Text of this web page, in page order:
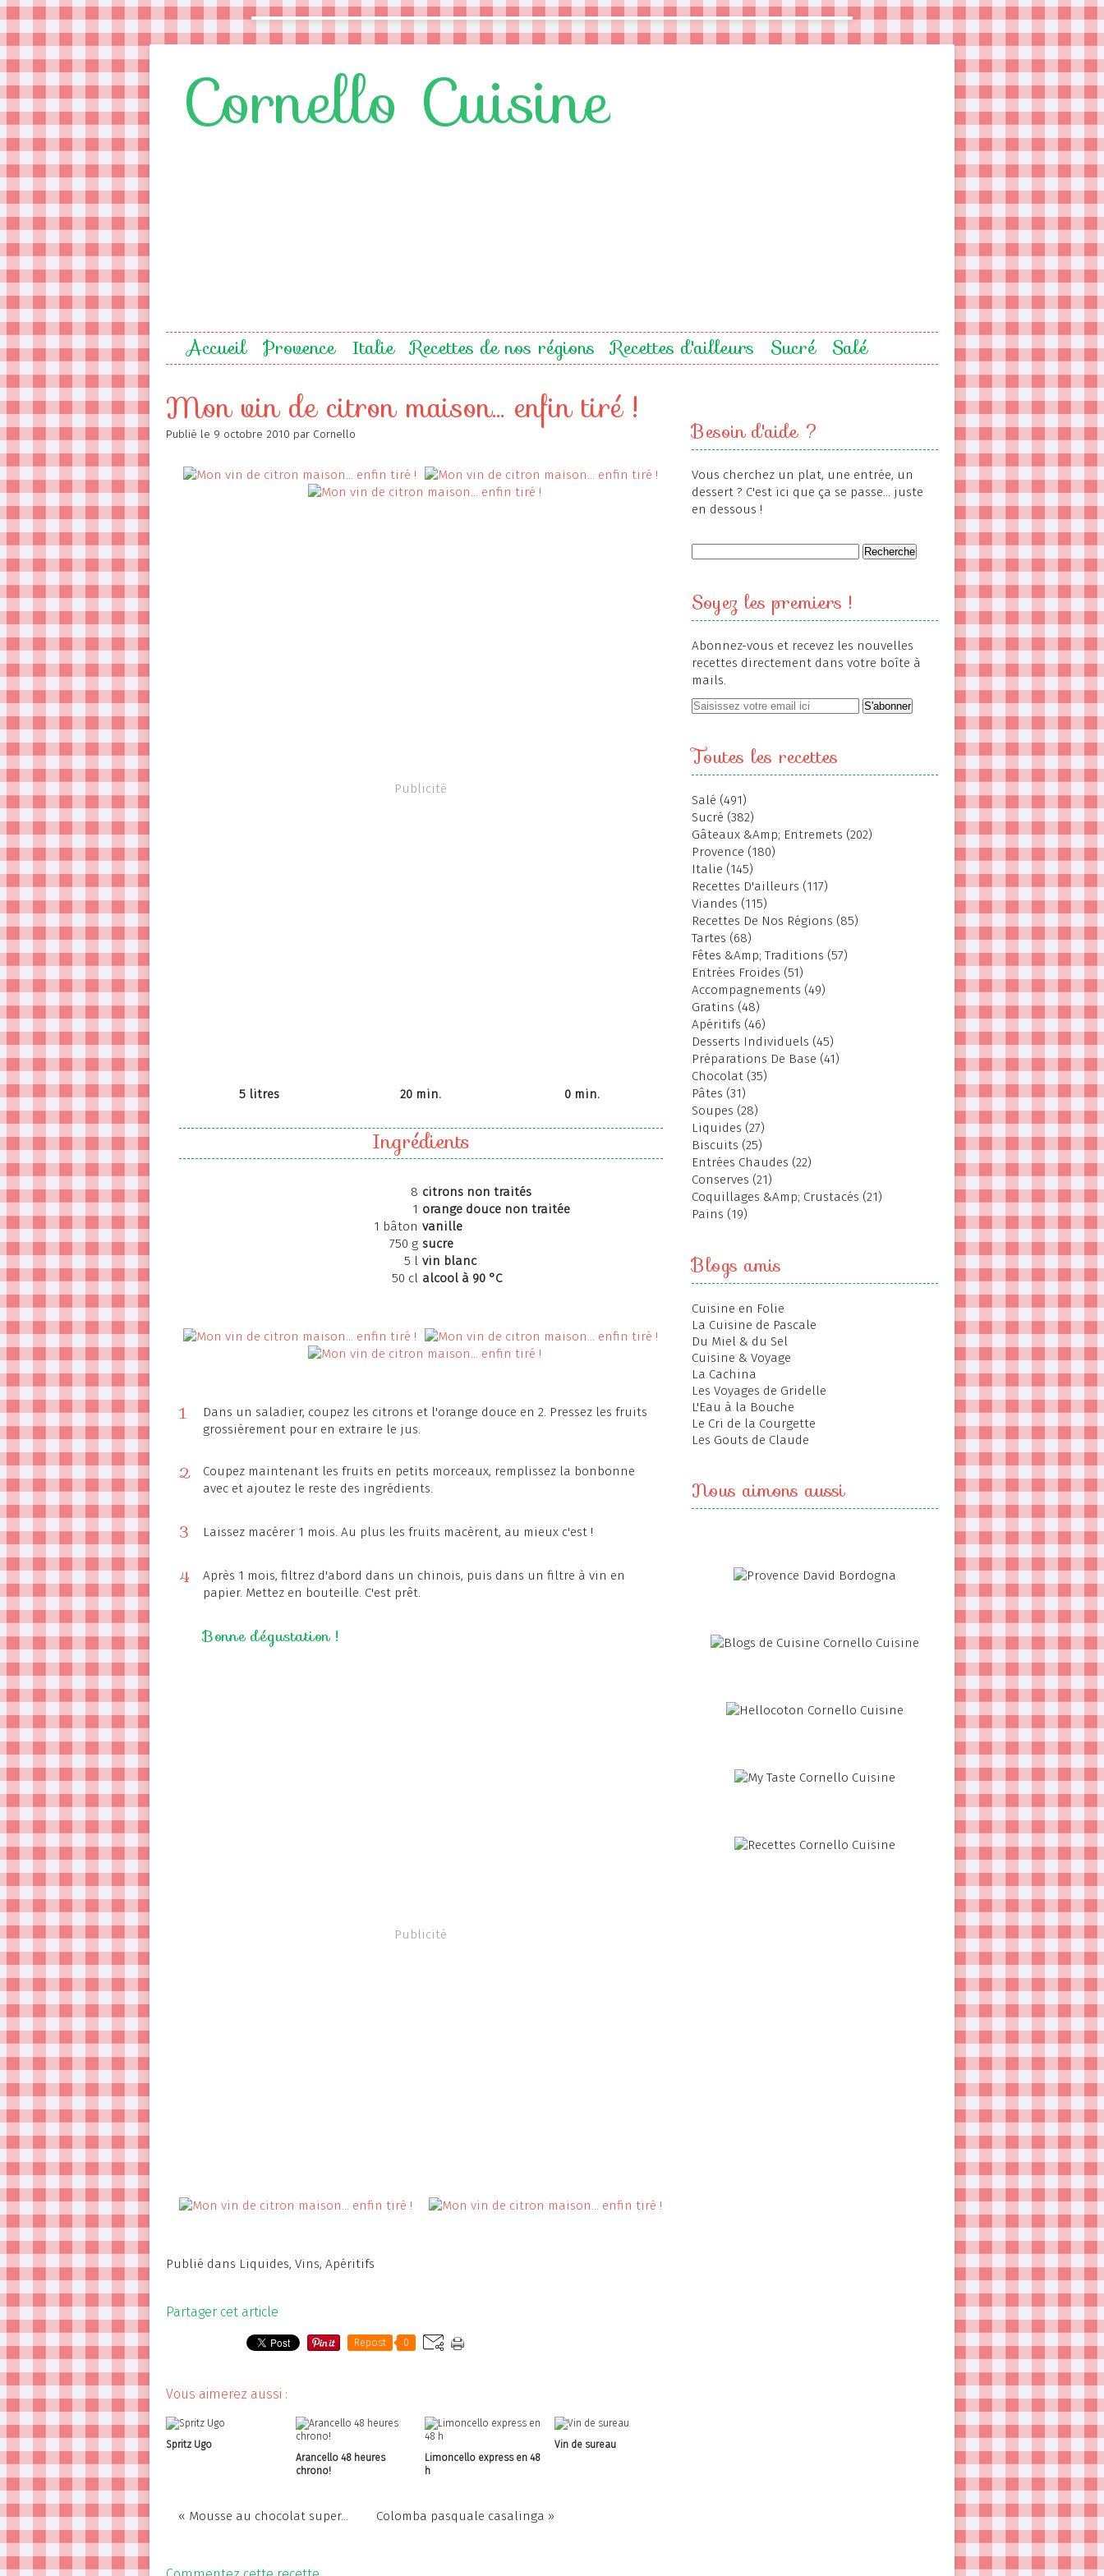
Cornello Cuisine
Accueil Provence Italie Recettes de nos régions Recettes d'ailleurs Sucré Salé
Mon vin de citron maison... enfin tiré !
Publié le 9 octobre 2010 par Cornello
Publicité
5 litres 20 min. 0 min.
Ingrédients
8
1
1 bâton
750 g
5 l
50 cl
citrons non traités
orange douce non traitée
vanille
sucre
vin blanc
alcool à 90 °C
1
Dans un saladier, coupez les citrons et l'orange douce en 2. Pressez les fruits
grossièrement pour en extraire le jus.
2
Coupez maintenant les fruits en petits morceaux, remplissez la bonbonne
avec et ajoutez le reste des ingrédients.
3 Laissez macérer 1 mois. Au plus les fruits macèrent, au mieux c'est !
4
Après 1 mois, filtrez d'abord dans un chinois, puis dans un filtre à vin en
papier. Mettez en bouteille. C'est prêt.
Bonne dégustation !
Publicité
Publié dans Liquides, Vins, Apéritifs
Partager cet article
Repost 0
Vous aimerez aussi :
Spritz Ugo
Arancello 48 heures
chrono!
Limoncello express en 48
h
Vin de sureau
« Mousse au chocolat super... Colomba pasquale casalinga »
Besoin d'aide ?
Vous cherchez un plat, une entrée, un
dessert ? C'est ici que ça se passe... juste
en dessous !
Soyez les premiers !
Abonnez-vous et recevez les nouvelles
recettes directement dans votre boîte à
mails.
Toutes les recettes
Salé (491)
Sucré (382)
Gâteaux &Amp; Entremets (202)
Provence (180)
Italie (145)
Recettes D'ailleurs (117)
Viandes (115)
Recettes De Nos Régions (85)
Tartes (68)
Fêtes &Amp; Traditions (57)
Entrées Froides (51)
Accompagnements (49)
Gratins (48)
Apéritifs (46)
Desserts Individuels (45)
Préparations De Base (41)
Chocolat (35)
Pâtes (31)
Soupes (28)
Liquides (27)
Biscuits (25)
Entrées Chaudes (22)
Conserves (21)
Coquillages &Amp; Crustacés (21)
Pains (19)
Blogs amis
Cuisine en Folie
La Cuisine de Pascale
Du Miel & du Sel
Cuisine & Voyage
La Cachina
Les Voyages de Gridelle
L'Eau à la Bouche
Le Cri de la Courgette
Les Gouts de Claude
Nous aimons aussi